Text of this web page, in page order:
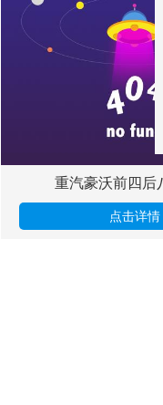
重汽豪沃前四后
点击详情